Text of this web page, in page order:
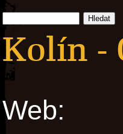
Kolín -
Web: